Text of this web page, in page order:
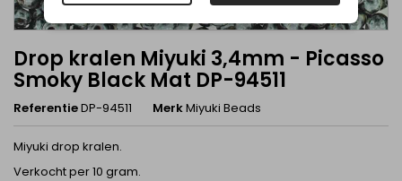
Drop kralen Miyuki 3,4mm - Picasso
Smoky Black Mat DP-94511
ReferentieDP-94511 MerkMiyuki Beads
Miyuki drop kralen.
Verkocht per 10 gram.